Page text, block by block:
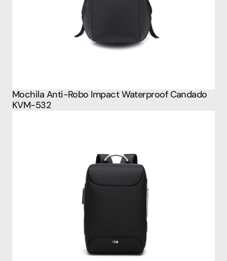
Mochila Anti-Robo Impact Waterproof Candado
KVM-532